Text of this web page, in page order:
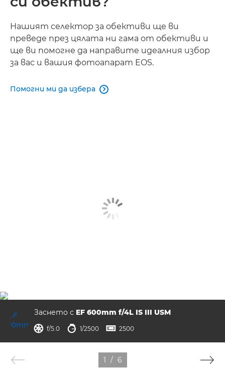
Нашият селектор за обективи ще ви
преведе през цялата ни гама от обективи и
ще ви помогне да направите идеалния избор
за вас и вашия фотоапарат EOS.
Помогни ми да избера 
Заснето с EF 600mm f/4L IS III USM
отвор на диафрагмата
 f/5.0 скорост на затвора
 1/2500 ISO
 2500
1 / 6